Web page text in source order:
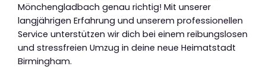
Mönchengladbach genau richtig! Mit unserer
langjährigen Erfahrung und unserem professionellen
Service unterstützen wir dich bei einem reibungslosen
und stressfreien Umzug in deine neue Heimatstadt
Birmingham.